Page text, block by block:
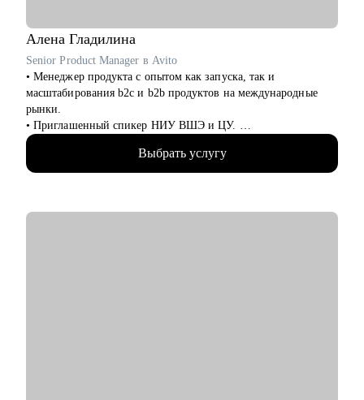
Алена Гладилина
Senior Product Manager в Avito
• Менеджер продукта с опытом как запуска, так и
масштабирования b2c и b2b продуктов на международные
рынки.
• Приглашенный спикер НИУ ВШЭ и ЦУ.
• Провела более 100 карьерных консультаций.
• Провела более 70 собеседований.
• Отсмотрела более 300 резюме.
Выбрать услугу